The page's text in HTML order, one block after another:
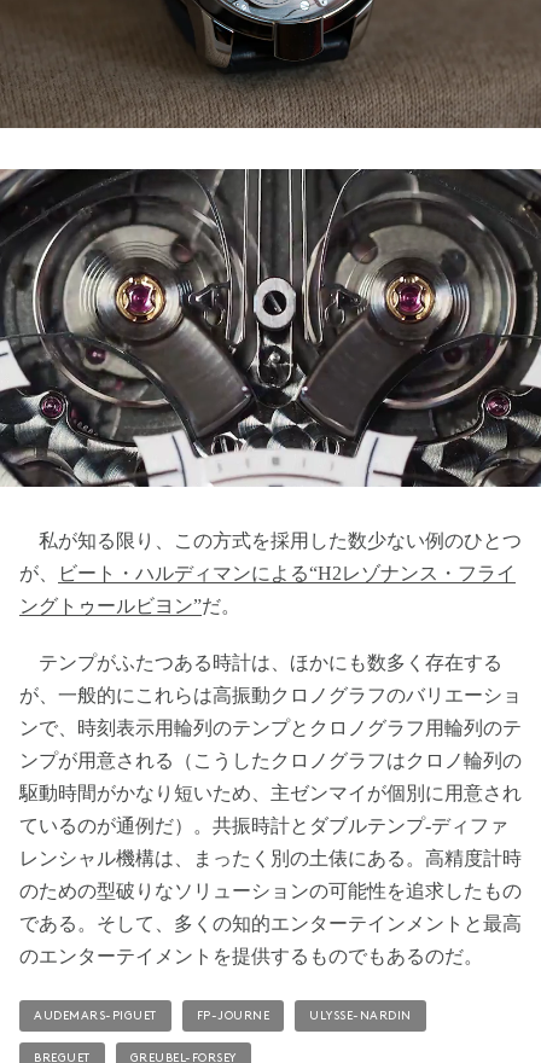
私が知る限り、この方式を採用した数少ない例のひとつ
が、
ビート・ハルディマンによる“H2レゾナンス・フライ
ングトゥールビヨン”だ。
テンプがふたつある時計は、ほかにも数多く存在する
が、一般的にこれらは高振動クロノグラフのバリエーショ
ンで、時刻表示用輪列のテンプとクロノグラフ用輪列のテ
ンプが用意される（こうしたクロノグラフはクロノ輪列の
駆動時間がかなり短いため、主ゼンマイが個別に用意され
ているのが通例だ）。共振時計とダブルテンプ‐ディファ
レンシャル機構は、まったく別の土俵にある。高精度計時
のための型破りなソリューションの可能性を追求したもの
である。そして、多くの知的エンターテインメントと最高
のエンターテイメントを提供するものでもあるのだ。
AUDEMARS-PIGUET FP-JOURNE ULYSSE-NARDIN
BREGUET GREUBEL-FORSEY